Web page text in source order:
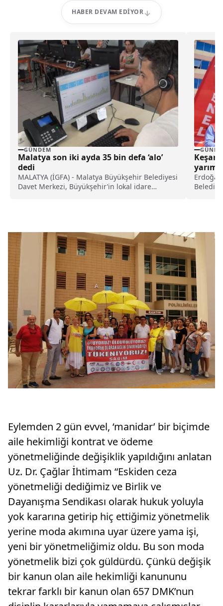
HABER DEVAM EDIYOR
GÜNDEM
Malatya son iki ayda 35 bin defa ‘alo’
dedi
MALATYA (İGFA) - Malatya Büyükşehir Belediyesi
Davet Merkezi, Büyükşehir’in lokal idare
yarım
Eylemden 2 gün evvel, ‘manidar’ bir biçimde
aile hekimliği kontrat ve ödeme
yönetmeliğinde değişiklik yapıldığını anlatan
Uz. Dr. Çağlar İhtimam “Eskiden ceza
yönetmeliği dediğimiz ve Birlik ve
Dayanışma Sendikası olarak hukuk yoluyla
yok kararına getirip hiç ettiğimiz yönetmelik
yerine moda akımına uyar üzere yama işi,
yeni bir yönetmeliğimiz oldu. Bu son moda
yönetmelik bizi çok güldürdü. Çünkü değişik
bir kanun olan aile hekimliği kanununu
tekrar farklı bir kanun olan 657 DMK’nun